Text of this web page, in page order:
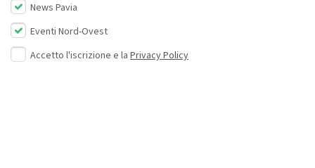
News Pavia
Eventi Nord-Ovest
Accetto l'iscrizione e la Privacy Policy